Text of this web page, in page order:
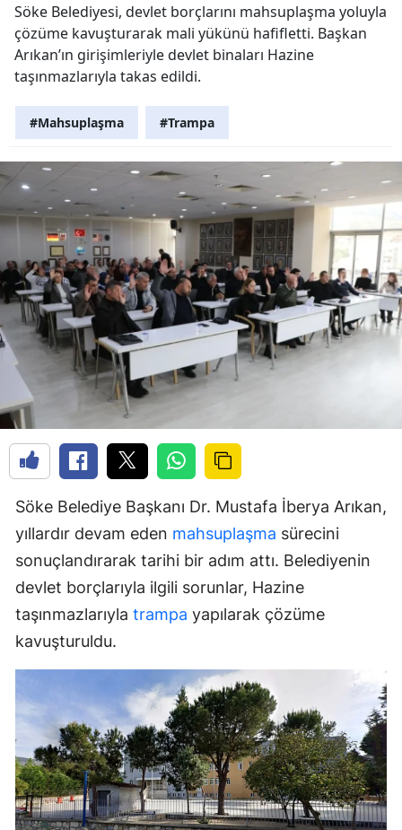
Söke Belediyesi, devlet borçlarını mahsuplaşma yoluyla
çözüme kavuşturarak mali yükünü hafifletti. Başkan
Arıkan’ın girişimleriyle devlet binaları Hazine
taşınmazlarıyla takas edildi.
#Mahsuplaşma #Trampa
Söke Belediye Başkanı Dr. Mustafa İberya Arıkan,
yıllardır devam eden mahsuplaşma sürecini
sonuçlandırarak tarihi bir adım attı. Belediyenin
devlet borçlarıyla ilgili sorunlar, Hazine
taşınmazlarıyla trampa yapılarak çözüme
kavuşturuldu.